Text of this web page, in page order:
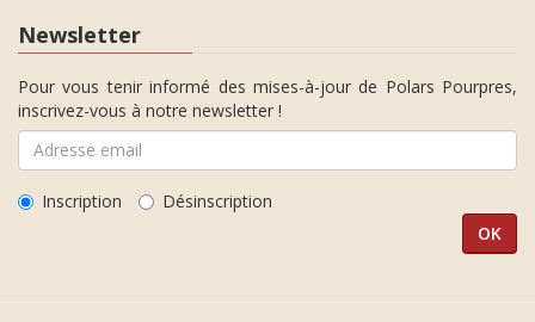
Newsletter
Pour vous tenir informé des mises-à-jour de Polars Pourpres,
inscrivez-vous à notre newsletter !
Inscription Désinscription